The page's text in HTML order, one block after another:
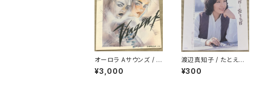
オーロラ Aサウンズ / バ
ージンロード
¥3,000
渡辺真知子 / たとえ
ば…たとえば
¥300